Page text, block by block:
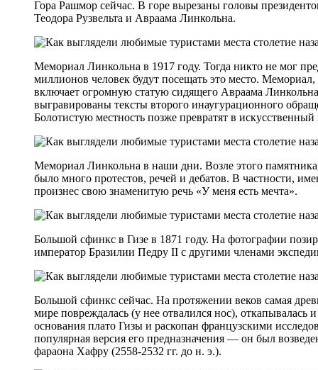
Гора Рашмор сейчас. В горе вырезаны головы
Теодора Рузвельта и Авраама Линкольна.
Мемориал Линкольна в 1917 году. Тогда никто не мог
миллионов человек будут посещать это место.
включает огромную статую сидящего Авраама
выгравированы тексты второго инаугурационного
Болотистую местность позже превратят в искусственный
Мемориал Линкольна в наши дни. Возле этого
было много протестов, речей и дебатов. В частности,
произнес свою знаменитую речь «У меня есть мечта».
Большой сфинкс в Гизе в 1871 году. На фотографии
император Бразилии Педру II с другими членами
Большой сфинкс сейчас. На протяжении веков самая
мире повреждалась (у нее отвалился нос), откапывалась
основания плато Гизы и раскопан французскими
популярная версия его предназначения — он был
фараона Хафру (2558-2532 гг. до н. э.).